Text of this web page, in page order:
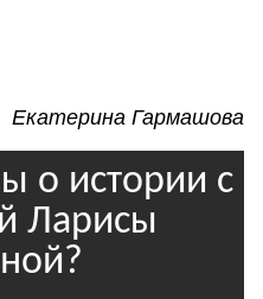
Екатерина Гармашова